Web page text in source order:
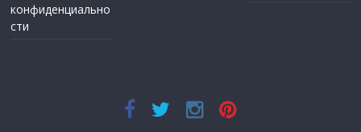
конфиденциально
сти